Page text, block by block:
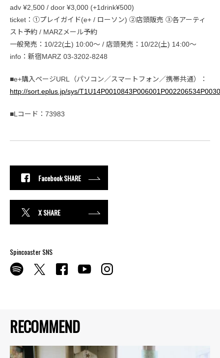
RECOMMEND
adv ¥2,500 / door ¥3,000 (+1drink¥500)
ticket：①プレイガイド(e+ / ローソン) ②店頭販売 ③各アーティ
スト予約 / MARZメール予約
一般発売：10/22(土) 10:00〜 / 店頭発売：10/22(土) 14:00〜
info：新宿MARZ 03-3202-8248
■e+購入ページURL（パソコン／スマートフォン／携帯共通）：
http://sort.eplus.jp/sys/
■Lコード：73983
Facebook SHARE
X SHARE
Spincoaster SNS